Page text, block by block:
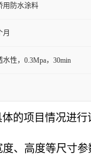
用防水涂料
月
水性，0.3Mpa，30min
的项目情况进
、高度等尺寸